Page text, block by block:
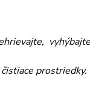
prostriedky.